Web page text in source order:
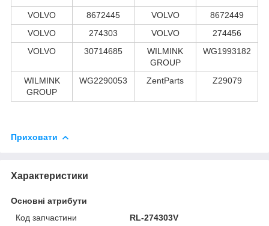
VOLVO
8672445 VOLVO
8672449
VOLVO
274303 VOLVO
274456
VOLVO
30714685
WILMINK
GROUP
WG1993182
WILMINK
GROUP
WG2290053 ZentParts Z29079
Приховати
Характеристики
Основні атрибути
Код запчастини
RL-274303V